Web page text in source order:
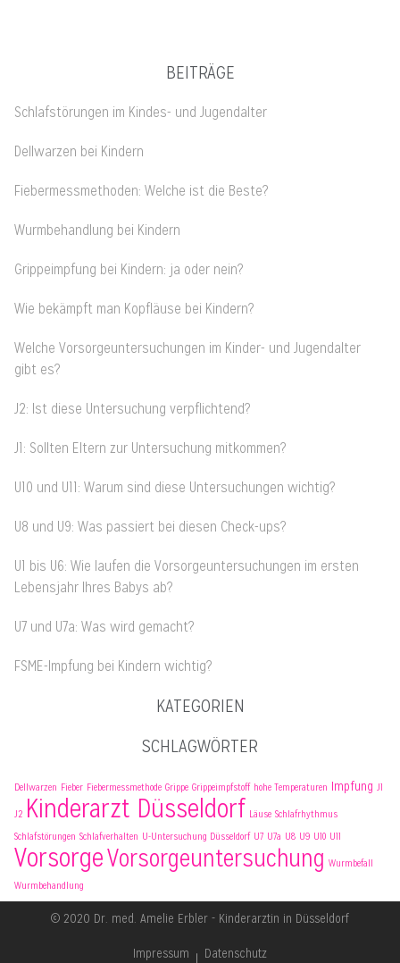
BEITRÄGE
Schlafstörungen im Kindes- und Jugendalter
Dellwarzen bei Kindern
Fiebermessmethoden: Welche ist die Beste?
Wurmbehandlung bei Kindern
Grippeimpfung bei Kindern: ja oder nein?
Wie bekämpft man Kopfläuse bei Kindern?
Welche Vorsorgeuntersuchungen im Kinder- und Jugendalter
gibt es?
J2: Ist diese Untersuchung verpflichtend?
J1: Sollten Eltern zur Untersuchung mitkommen?
U10 und U11: Warum sind diese Untersuchungen wichtig?
U8 und U9: Was passiert bei diesen Check-ups?
U1 bis U6: Wie laufen die Vorsorgeuntersuchungen im ersten
Lebensjahr Ihres Babys ab?
U7 und U7a: Was wird gemacht?
FSME-Impfung bei Kindern wichtig?
KATEGORIEN
SCHLAGWÖRTER
Dellwarzen Fieber Fiebermessmethode Grippe Grippeimpfstoff hohe Temperaturen Impfung J1
J2 Kinderarzt Düsseldorf Läuse Schlafrhythmus
Schlafstörungen Schlafverhalten U-Untersuchung Düsseldorf U7 U7a U8 U9 U10 U11
VorsorgeVorsorgeuntersuchung Wurmbefall
Wurmbehandlung
© 2020 Dr. med. Amelie Erbler - Kinderarztin in Düsseldorf
Impressum Datenschutz